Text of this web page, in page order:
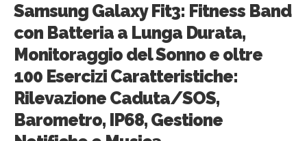
Samsung Galaxy Fit3: Fitness Band
con Batteria a Lunga Durata,
Monitoraggio del Sonno e oltre
100 Esercizi Caratteristiche:
Rilevazione Caduta/SOS,
Barometro, IP68, Gestione